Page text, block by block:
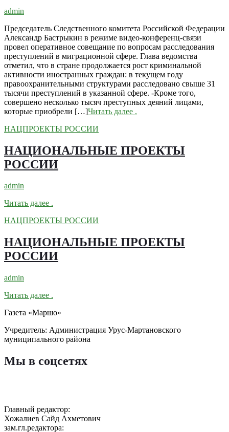
admin
Председатель Следственного комитета Российской Федерации
Александр Бастрыкин в режиме видео-конференц-связи
провел оперативное совещание по вопросам расследования
преступлений в миграционной сфере. Глава ведомства
отметил, что в стране продолжается рост криминальной
активности иностранных граждан: в текущем году
правоохранительными структурами расследовано свыше 31
тысячи преступлений в указанной сфере. -Кроме того,
совершено несколько тысяч преступных деяний лицами,
которые приобрели […]Читать далее .
НАЦПРОЕКТЫ РОССИИ
НАЦИОНАЛЬНЫЕ ПРОЕКТЫ
РОССИИ
admin
Читать далее .
НАЦПРОЕКТЫ РОССИИ
НАЦИОНАЛЬНЫЕ ПРОЕКТЫ
РОССИИ
admin
Читать далее .
Газета «Маршо»
Учредитель: Администрация Урус-Мартановского
муниципального района
Мы в соцсетях
Главный редактор:
Хожалиев Сайд Ахметович
зам.гл.редактора: